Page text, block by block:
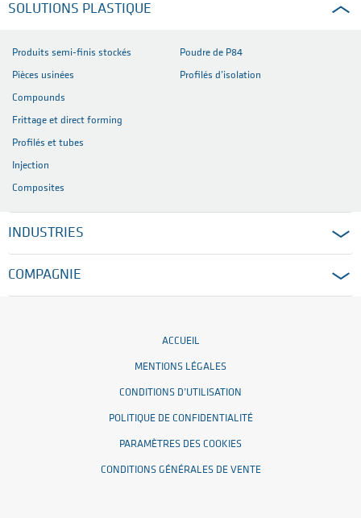
SOLUTIONS PLASTIQUE
Produits semi-finis stockés
Pièces usinées
Compounds
Frittage et direct forming
Profilés et tubes
Injection
Composites
Poudre de P84
Profilés d’isolation
INDUSTRIES
COMPAGNIE
ACCUEIL
MENTIONS LÉGALES
CONDITIONS D’UTILISATION
POLITIQUE DE CONFIDENTIALITÉ
PARAMÈTRES DES COOKIES
CONDITIONS GÉNÉRALES DE VENTE